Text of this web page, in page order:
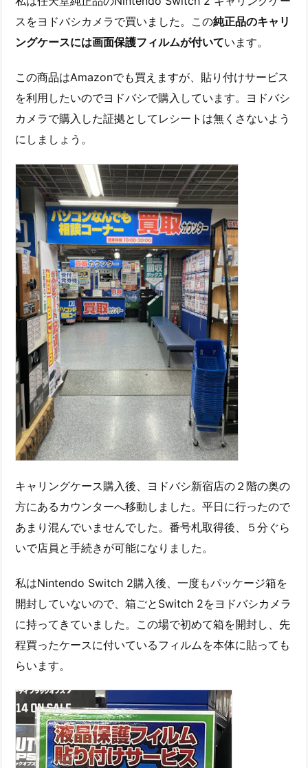
スをヨドバシカメラで買いました。この純正品のキャリ
ングケースには画面保護フィルムが付いています。
この商品はAmazonでも買えますが、貼り付けサービス
を利用したいのでヨドバシで購入しています。ヨドバシ
カメラで購入した証拠としてレシートは無くさないよう
にしましょう。
キャリングケース購入後、ヨドバシ新宿店の２階の奥の
方にあるカウンターへ移動しました。平日に行ったので
あまり混んでいませんでした。番号札取得後、５分ぐら
いで店員と手続きが可能になりました。
私はNintendo Switch 2購入後、一度もパッケージ箱を
開封していないので、箱ごとSwitch 2をヨドバシカメラ
に持ってきていました。この場で初めて箱を開封し、先
程買ったケースに付いているフィルムを本体に貼っても
らいます。